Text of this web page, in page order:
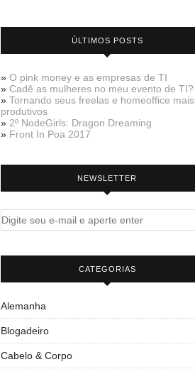
ÚLTIMOS POSTS
» O pink money e as empresas de TI
» Cadê as mulheres no meu evento de TI?
» Tornando seus freelas e homeoffice mais
produtivos
» 2º NodeGirls: Dragon Dreaming
» Front In Poa 2017
NEWSLETTER
CATEGORIAS
Alemanha
Blogadeiro
Cabelo & Corpo